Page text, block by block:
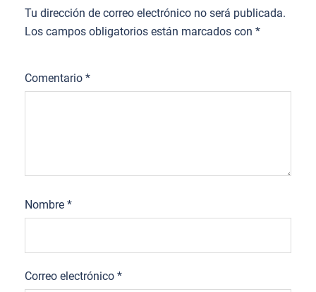
Tu dirección de correo electrónico no será publicada.
Los campos obligatorios están marcados con *
Comentario *
Nombre *
Correo electrónico *